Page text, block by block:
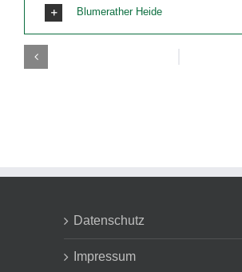
Blumerather Heide
Datenschutz
Impressum